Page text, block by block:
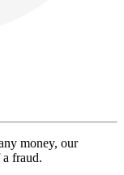
money, our
fraud.